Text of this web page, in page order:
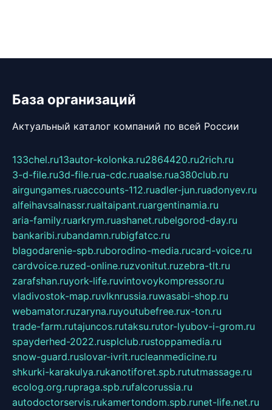
База организаций
Актуальный каталог компаний по всей России
133chel.ru13autor-kolonka.ru2864420.ru2rich.ru
3-d-file.ru3d-file.rua-cdc.ruaalse.rua380club.ru
airgungames.ruaccounts-112.ruadler-jun.ruadonyev.ru
alfeihavsalnassr.rualtaipant.ruargentinamia.ru
aria-family.ruarkrym.ruashanet.rubelgorod-day.ru
bankaribi.rubandamn.rubigfatcc.ru
blagodarenie-spb.ruborodino-media.rucard-voice.ru
cardvoice.ruzed-online.ruzvonitut.ruzebra-tlt.ru
zarafshan.ruyork-life.ruvintovoykompressor.ru
vladivostok-map.ruvlknrussia.ruwasabi-shop.ru
webamator.ruzaryna.ruyoutubefree.rux-ton.ru
trade-farm.rutajuncos.rutaksu.rutor-lyubov-i-grom.ru
spayderhed-2022.rusplclub.rustoppamedia.ru
snow-guard.ruslovar-ivrit.rucleanmedicine.ru
shkurki-karakulya.rukanotiforet.spb.rututmassage.ru
ecolog.org.rupraga.spb.rufalcorussia.ru
autodoctorservis.rukamertondom.spb.runet-life.net.ru